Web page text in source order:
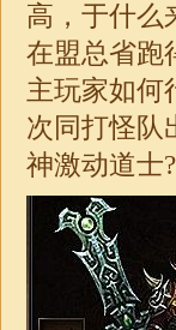
高，于什么
在盟总省跑
主玩家如何
次同打怪队
神激动道士?